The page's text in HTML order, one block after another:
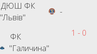
ДЮШ ФК
"Львів"
-
ФК
"Галичина"
1 - 0